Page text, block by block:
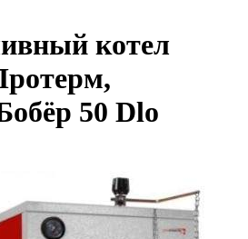
котел
50 Dlo